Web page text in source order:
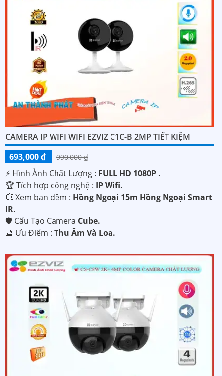
CAMERA IP WIFI WIFI EZVIZ C1C-B 2MP TIẾT KIỆM
693,000 ₫
990,000 ₫
️⚡ Hình Ành Chất Lượng : FULL HD 1080P .
🏆 Tích hợp công nghệ : IP Wifi.
💥 Xem ban đêm : Hồng Ngoại 15m Hồng Ngoại Smart
IR.
🛡 Cấu Tạo Camera Cube.
️🔮 Ưu Điểm : Thu Âm Và Loa.